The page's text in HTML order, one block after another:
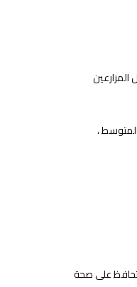
المزارعين
​​،
على صحة